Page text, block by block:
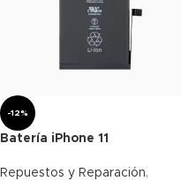
-12%
Batería iPhone 11
Repuestos y Reparación,